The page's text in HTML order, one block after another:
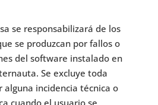
se responsabilizará de los
se produzcan por fallos o
del software instalado en
Se excluye toda
alguna incidencia técnica o
cuando el usuario se